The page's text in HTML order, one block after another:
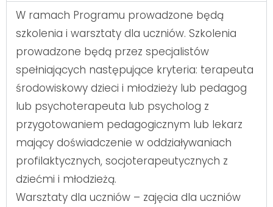
W ramach Programu prowadzone będą
szkolenia i warsztaty dla uczniów. Szkolenia
prowadzone będą przez specjalistów
spełniających następujące kryteria: terapeuta
środowiskowy dzieci i młodzieży lub pedagog
lub psychoterapeuta lub psycholog z
przygotowaniem pedagogicznym lub lekarz
mający doświadczenie w oddziaływaniach
profilaktycznych, socjoterapeutycznych z
dziećmi i młodzieżą.
Warsztaty dla uczniów – zajęcia dla uczniów